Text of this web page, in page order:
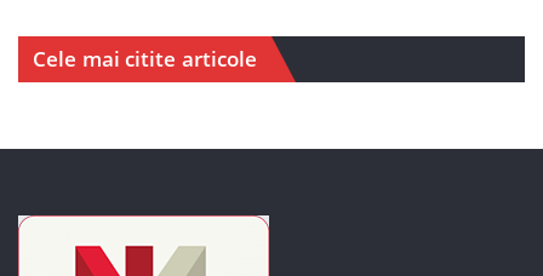
Cele mai citite articole